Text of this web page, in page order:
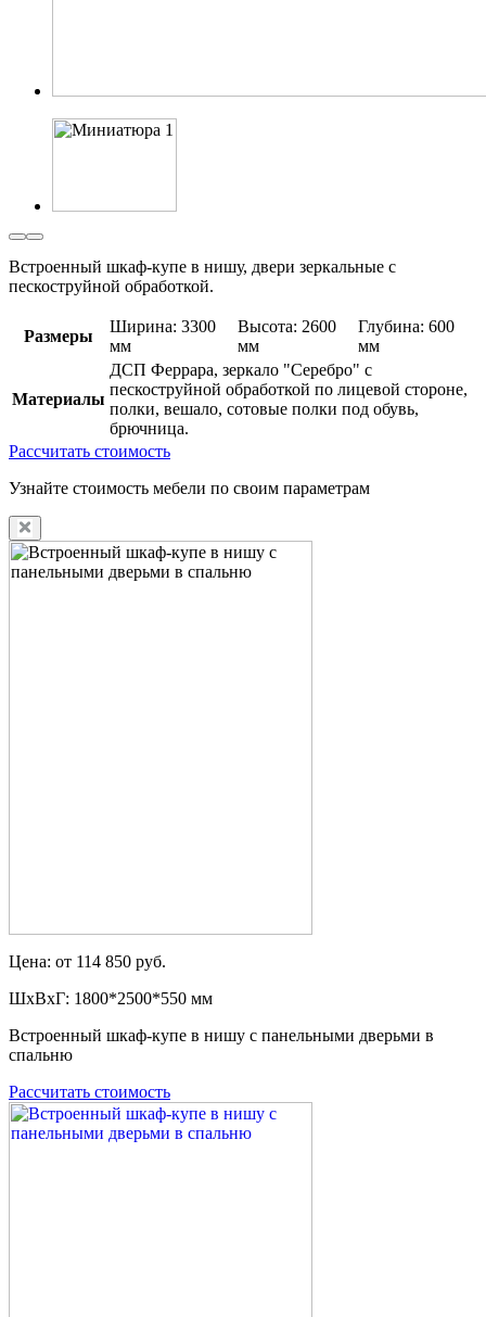
Встроенный шкаф-купе в нишу, двери зеркальные с
пескоструйной обработкой.
Размеры
Ширина: 3300
мм
Высота: 2600
мм
Глубина: 600
мм
Материалы
ДСП Феррара, зеркало "Серебро" с
пескоструйной обработкой по лицевой стороне,
полки, вешало, сотовые полки под обувь,
брючница.
Рассчитать стоимость
Узнайте стоимость мебели по своим параметрам
Цена: от 114 850 руб.
ШxВxГ: 1800*2500*550 мм
Встроенный шкаф-купе в нишу с панельными дверьми в
спальню
Рассчитать стоимость